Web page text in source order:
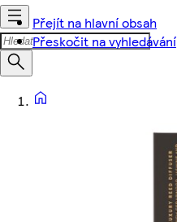
Přejít na hlavní obsah
Přeskočit na vyhledávání